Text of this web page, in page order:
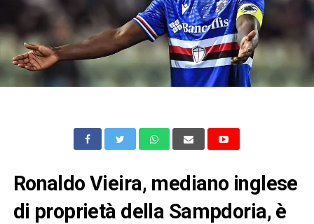
Ronaldo Vieira, mediano inglese
di proprietà della Sampdoria, è